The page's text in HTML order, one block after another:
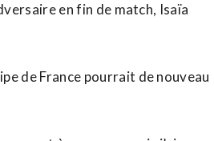
en fin de match, Isaïa
de France pourrait de nouveau